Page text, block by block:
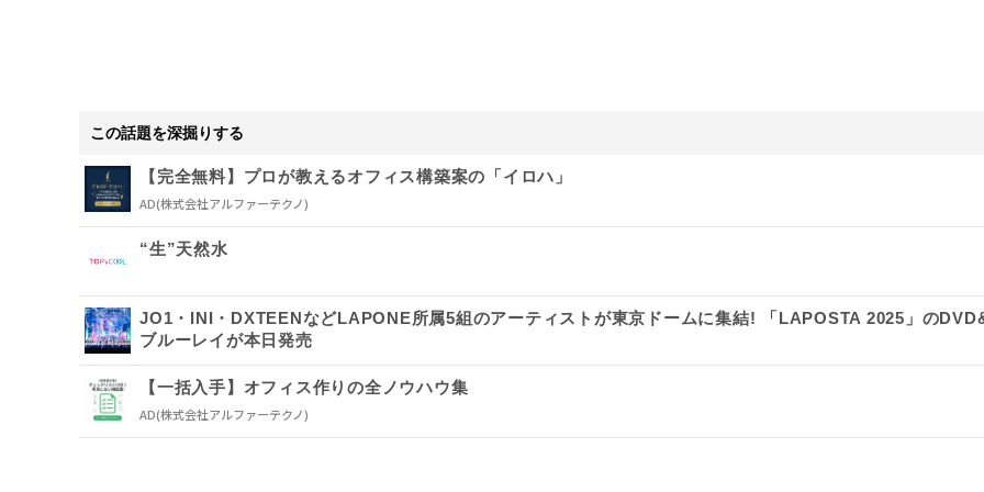
この話題を深掘りする
【完全無料】プロが教えるオフィス構築案の「イロハ」
AD(株式会社アルファーテクノ)
“生”天然水
JO1・INI・DXTEENなどLAPONE所属5組のアーティストが東京ドームに集結! 「LAPOSTA 2025」の
ブルーレイが本日発売
【一括入手】オフィス作りの全ノウハウ集
AD(株式会社アルファーテクノ)